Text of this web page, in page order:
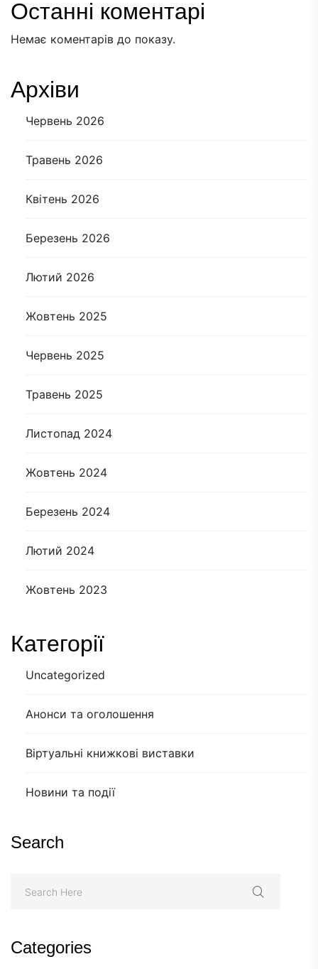
Останні коментарі
Немає коментарів до показу.
Архіви
Червень 2026
Травень 2026
Квітень 2026
Березень 2026
Лютий 2026
Жовтень 2025
Червень 2025
Травень 2025
Листопад 2024
Жовтень 2024
Березень 2024
Лютий 2024
Жовтень 2023
Категорії
Uncategorized
Анонси та оголошення
Віртуальні книжкові виставки
Новини та події
Search
Categories